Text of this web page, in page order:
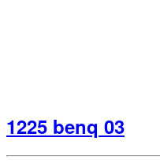
1225 benq 03